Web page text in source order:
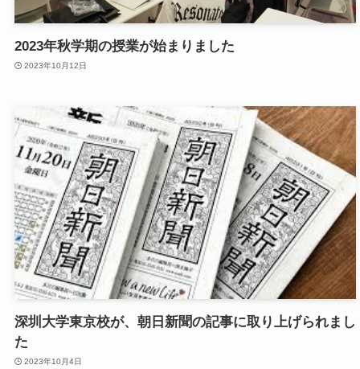
2023年秋学期の授業が始まりました
2023年10月12日
深圳大学東京校が、朝日新聞の記事に取り上げられまし
た
2023年10月4日